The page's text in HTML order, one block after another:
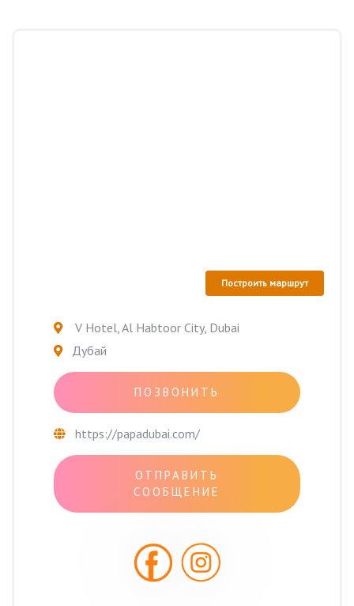
Построить маршрут
V Hotel, Al Habtoor City, Dubai
Дубай
ПОЗВОНИТЬ
https://papadubai.com/
ОТПРАВИТЬ
СООБЩЕНИЕ